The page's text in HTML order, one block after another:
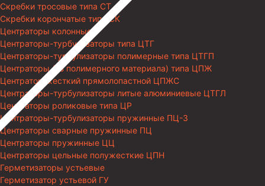
Скребки тросовые типа СТ
Скребки корончатые типа СК
Центраторы колонные
Центраторы-турбулизаторы типа ЦТГ
Центраторы-турбулизаторы полимерные типа ЦТГП
Центраторы (из полимерного материала) типа ЦПЖ
Центратор жесткий прямолопастной ЦПЖС
Центраторы-турбулизаторы литые алюминиевые ЦТГЛ
Центраторы роликовые типа ЦР
Центраторы-турбулизаторы пружинные ПЦ-3
Центраторы сварные пружинные ПЦ
Центраторы пружинные ЦЦ
Центраторы цельные полужесткие ЦПН
Герметизаторы устьевые
Герметизатор устьевой ГУ